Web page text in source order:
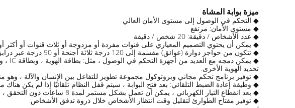
ميزة بوابة المشاة
◆ التحكم في الوصول إلى مستوى الأمان العالي
◆ مستوى الأمان: مرتفع
◆ عدد الأشخاص / دقيقة: 20 شخص / دقيقة
◆ يمكن أن يحتوي التصميم المعياري على قنوات مفردة أو مزدوجة أو ثلاث قنوات أو أكثر
◆ تتكون من حواجز دوارة (عوائق) مقسمة إلى 120 درجة ثلاثة أجنحة أو 90 درجة عبر درابزين.تتيح هذه السلسلة التحكم في الوصول الفعال والآمن والتلقائي.
تحديد الهوية الأخرى.
◆ توفير برنامج تحكم مجاني وبروتوكول مجموعة تطوير للتفاعل بين الإنسان والآلة ، وهو
◆ وظيفة إعادة الضبط التلقائي: بعد فتح البوابة ، سيتم قفل النظام تلقائيًا إذا لم يكن
◆ بعد انقطاع التيار الكهربائي ، يمكن أن تعمل بشكل مستمر لمدة 8 ساعات دون التحقق ، مما يسمح للمشاة بالمرور بسرعة وتلبية متطلبات الحماية من الحرائق.
◆ توفير مفتاح الطوارئ لتقليل وقت انتظار الأشخاص خلال ذروة تدفق الأشخاص.